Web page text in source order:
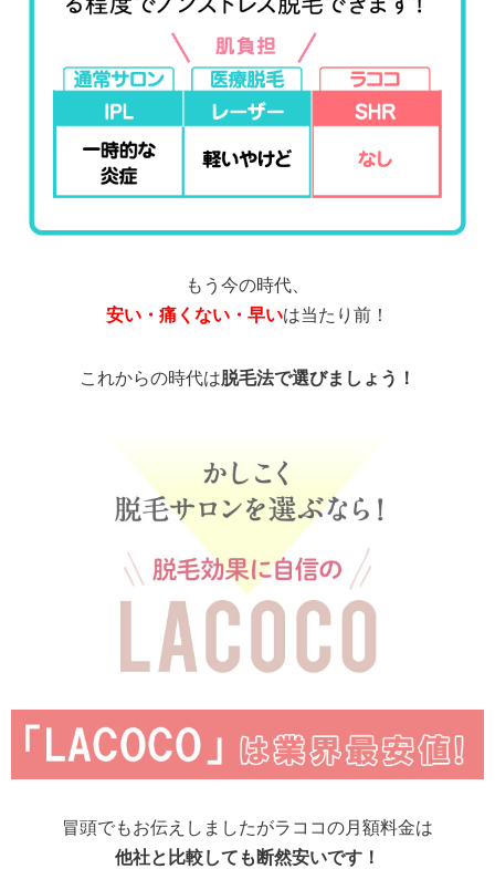
もう今の時代、
安い・痛くない・早いは当たり前！
これからの時代は脱毛法で選びましょう！
冒頭でもお伝えしましたがラココの月額料金は
他社と比較しても断然安いです！